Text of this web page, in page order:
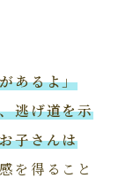
あるよ」
逃げ道を示
子さんは
を得ること